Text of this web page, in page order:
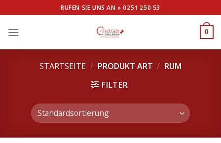
to
content
RUFEN SIE UNS AN »0251 250 53
0
STARTSEITE / PRODUKT ART / RUM
FILTER